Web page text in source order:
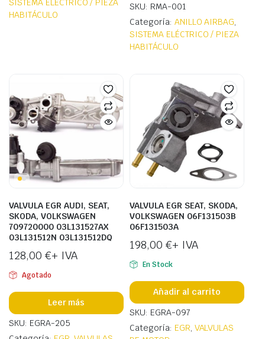
SISTEMA ELÉCTRICO / PIEZA
HABITÁCULO
SKU: RMA-001
Categoría: ANILLO AIRBAG,
SISTEMA ELÉCTRICO / PIEZA
HABITÁCULO
VALVULA EGR AUDI, SEAT,
SKODA, VOLKSWAGEN
709720000 03L131527AX
03L131512N 03L131512DQ
128,00 €+ IVA
Agotado
Leer más
SKU: EGRA-205
VALVULA EGR SEAT, SKODA,
VOLKSWAGEN 06F131503B
06F131503A
198,00 €+ IVA
En Stock
Añadir al carrito
SKU: EGRA-097
Categoría: EGR, VALVULAS